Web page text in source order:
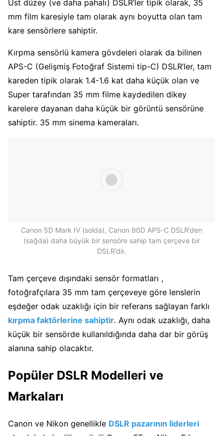
Üst düzey (ve daha pahalı) DSLR’ler tipik olarak, 35
mm film karesiyle tam olarak aynı boyutta olan tam
kare sensörlere sahiptir.
Kırpma sensörlü kamera gövdeleri olarak da bilinen
APS-C (Gelişmiş Fotoğraf Sistemi tip-C) DSLR’ler, tam
kareden tipik olarak 1.4-1.6 kat daha küçük olan ve
Super tarafından 35 mm filme kaydedilen dikey
karelere dayanan daha küçük bir görüntü sensörüne
sahiptir. 35 mm sinema kameraları.
Canon 5D Mark IV (solda), Canon 90D APS-C DSLR’den
(sağda) daha büyük bir sensöre sahip tam çerçeve bir
DSLR’dir.
Tam çerçeve dışındaki sensör formatları ,
fotoğrafçılara 35 mm tam çerçeveye göre lenslerin
eşdeğer odak uzaklığı için bir referans sağlayan farklı
kırpma faktörlerine sahiptir. Aynı odak uzaklığı, daha
küçük bir sensörde kullanıldığında daha dar bir görüş
alanına sahip olacaktır.
Popüler DSLR Modelleri ve
Markaları
Canon ve Nikon genellikle DSLR pazarının liderleri